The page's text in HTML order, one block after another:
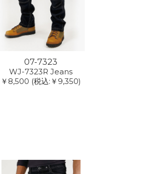
07-7323
WJ-7323R Jeans
￥8,500 (税込:￥9,350)